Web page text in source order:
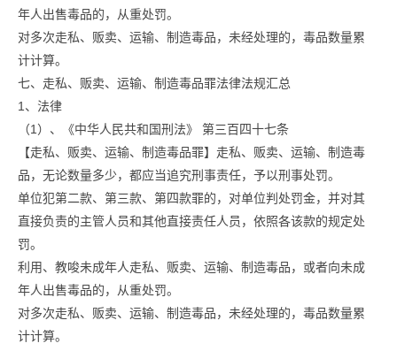
年人出售毒品的，从重处罚。
对多次走私、贩卖、运输、制造毒品，未经处理的，毒品数量累
计计算。
七、走私、贩卖、运输、制造毒品罪法律法规汇总
1、法律
（1）、《中华人民共和国刑法》 第三百四十七条
【走私、贩卖、运输、制造毒品罪】走私、贩卖、运输、制造毒
品，无论数量多少，都应当追究刑事责任，予以刑事处罚。
单位犯第二款、第三款、第四款罪的，对单位判处罚金，并对其
直接负责的主管人员和其他直接责任人员，依照各该款的规定处
罚。
利用、教唆未成年人走私、贩卖、运输、制造毒品，或者向未成
年人出售毒品的，从重处罚。
对多次走私、贩卖、运输、制造毒品，未经处理的，毒品数量累
计计算。